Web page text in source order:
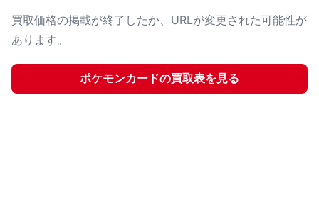
買取価格の掲載が終了したか、URLが変更された可能性が
あります。
ポケモンカードの買取表を見る